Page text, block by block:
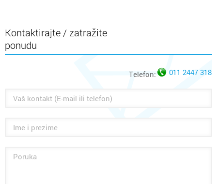
Kontaktirajte / zatražite
ponudu
Telefon: 011 2447 318